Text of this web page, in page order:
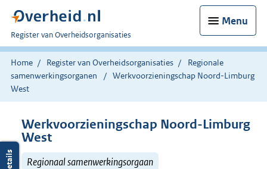
Menu
U
bent
nu
hier:
Register van Overheidsorganisaties
Home Register van Overheidsorganisaties
Regionale
samenwerkingsorganen
Werkvoorzieningschap Noord-Limburg
West
Werkvoorzieningschap Noord-Limburg
West
Regionaal samenwerkingsorgaan